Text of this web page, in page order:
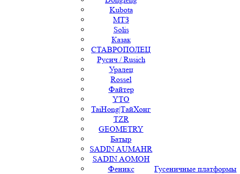
Kubota
МТЗ
Solis
Казак
СТАВРОПОЛЕЦ
Русич / Rusich
Уралец
Rossel
Файтер
YTO
TaiHong|ТайХонг
TZR
GEOMETRY
Батыр
SADIN AUMAHR
SADIN AOMOH
Феникс
Гусеничные платформы